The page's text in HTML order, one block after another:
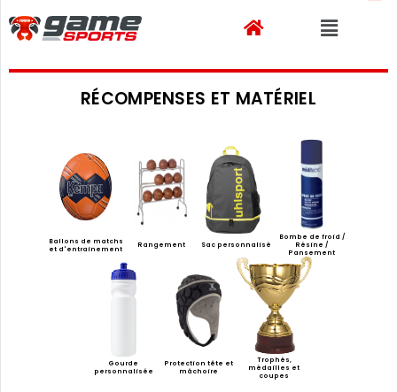
RÉCOMPENSES ET MATÉRIEL
Ballons de matchs
et d'entrainement
Rangement Sac personnalisé
Bombe de froid /
Résine /
Pansement
Gourde
personnalisée
Protection tête et
mâchoire
Trophés,
médailles et
coupes